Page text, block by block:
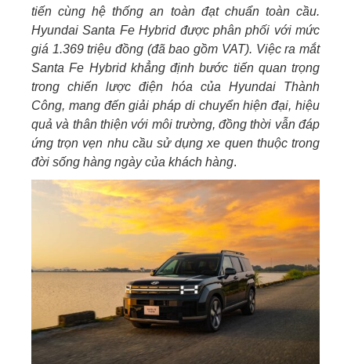
tiến cùng hệ thống an toàn đạt chuẩn toàn cầu.
Hyundai Santa Fe Hybrid được phân phối với mức
giá 1.369 triệu đồng (đã bao gồm VAT). Việc ra mắt
Santa Fe Hybrid khẳng định bước tiến quan trọng
trong chiến lược điện hóa của Hyundai Thành
Công, mang đến giải pháp di chuyển hiện đại, hiệu
quả và thân thiện với môi trường, đồng thời vẫn đáp
ứng trọn vẹn nhu cầu sử dụng xe quen thuộc trong
đời sống hàng ngày của khách hàng.